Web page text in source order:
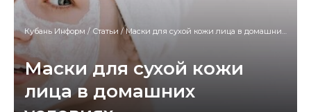
Кубань Информ / Статьи /Маски для сухой кожи лица в домашних условиях
Маски для сухой кожи
лица в домашних